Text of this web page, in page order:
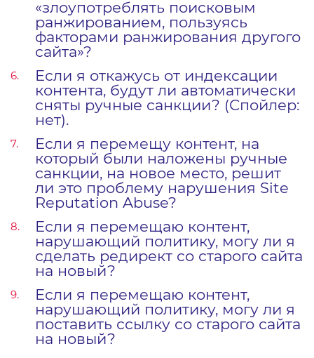
«злоупотреблять поисковым
ранжированием, пользуясь
факторами ранжирования другого
сайта»?
Если я откажусь от индексации
контента, будут ли автоматически
сняты ручные санкции? (Спойлер:
нет).
Если я перемещу контент, на
который были наложены ручные
санкции, на новое место, решит
ли это проблему нарушения Site
Reputation Abuse?
Если я перемещаю контент,
нарушающий политику, могу ли я
сделать редирект со старого сайта
на новый?
Если я перемещаю контент,
нарушающий политику, могу ли я
поставить ссылку со старого сайта
на новый?